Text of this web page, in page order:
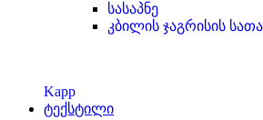
სასაპნე
კბილის ჯაგრისის
Kapp
ტექსტილი